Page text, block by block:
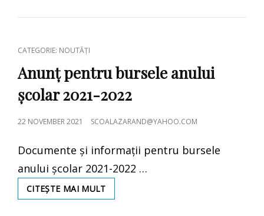
CAT
LINKS
CATEGORIE: NOUTĂȚI
Anunț pentru bursele anului
școlar 2021-2022
POSTED
22 NOVEMBER 2021 SCOALAZARAND@YAHOO.COM
Documente și informații pentru bursele
anului școlar 2021-2022 …
CITEȘTE MAI MULTANUNȚ
PENTRU